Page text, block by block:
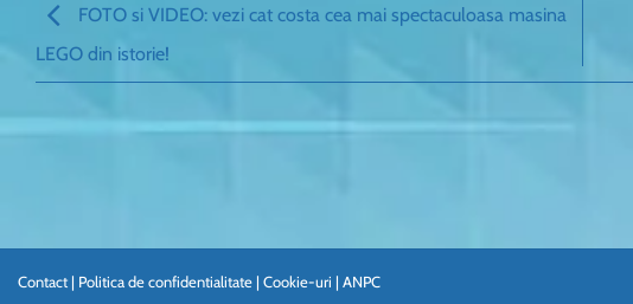
FOTO si VIDEO: vezi cat costa cea mai spectaculoasa masina
LEGO din istorie!
Contact | Politica de confidentialitate | Cookie-uri | ANPC